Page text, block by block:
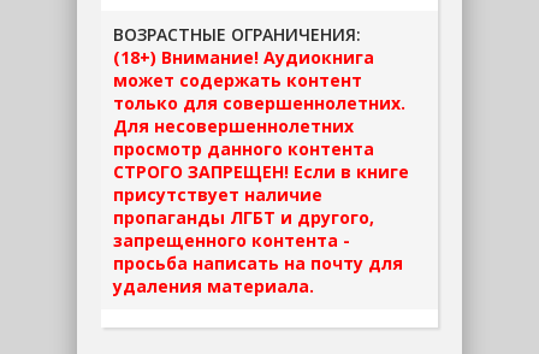
ВОЗРАСТНЫЕ ОГРАНИЧЕНИЯ:
(18+) Внимание! Аудиокнига
может содержать контент
только для совершеннолетних.
Для несовершеннолетних
просмотр данного контента
СТРОГО ЗАПРЕЩЕН! Если в книге
присутствует наличие
пропаганды ЛГБТ и другого,
запрещенного контента -
просьба написать на почту для
удаления материала.